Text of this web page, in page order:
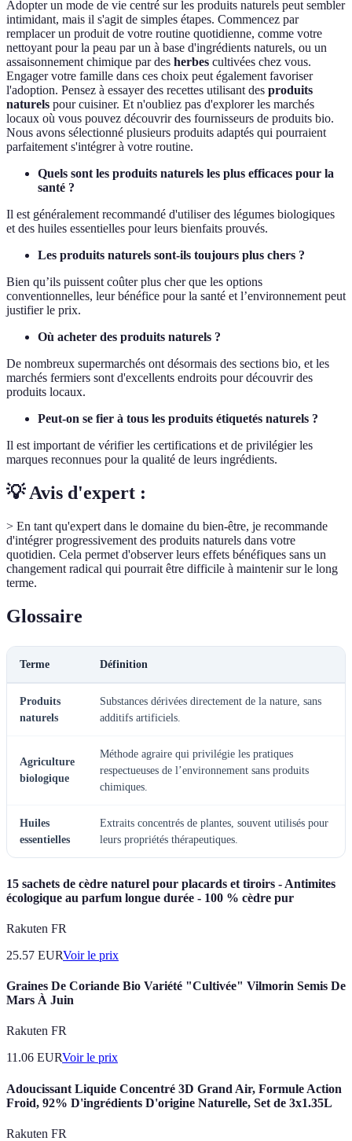
Adopter un mode de vie centré sur les produits naturels peut sembler
intimidant, mais il s'agit de simples étapes. Commencez par
remplacer un produit de votre routine quotidienne, comme votre
nettoyant pour la peau par un à base d'ingrédients naturels, ou un
assaisonnement chimique par des herbes cultivées chez vous.
Engager votre famille dans ces choix peut également favoriser
l'adoption. Pensez à essayer des recettes utilisant des produits
naturels pour cuisiner. Et n'oubliez pas d'explorer les marchés
locaux où vous pouvez découvrir des fournisseurs de produits bio.
Nous avons sélectionné plusieurs produits adaptés qui pourraient
parfaitement s'intégrer à votre routine.
Quels sont les produits naturels les plus efficaces pour la
santé ?
Il est généralement recommandé d'utiliser des légumes biologiques
et des huiles essentielles pour leurs bienfaits prouvés.
Les produits naturels sont-ils toujours plus chers ?
Bien qu’ils puissent coûter plus cher que les options
conventionnelles, leur bénéfice pour la santé et l’environnement peut
justifier le prix.
Où acheter des produits naturels ?
De nombreux supermarchés ont désormais des sections bio, et les
marchés fermiers sont d'excellents endroits pour découvrir des
produits locaux.
Peut-on se fier à tous les produits étiquetés naturels ?
Il est important de vérifier les certifications et de privilégier les
marques reconnues pour la qualité de leurs ingrédients.
💡 Avis d'expert :
> En tant qu'expert dans le domaine du bien-être, je recommande
d'intégrer progressivement des produits naturels dans votre
quotidien. Cela permet d'observer leurs effets bénéfiques sans un
changement radical qui pourrait être difficile à maintenir sur le long
terme.
Glossaire
Terme Définition
Produits
naturels
Substances dérivées directement de la nature, sans
additifs artificiels.
Agriculture
biologique
Méthode agraire qui privilégie les pratiques
respectueuses de l’environnement sans produits
chimiques.
Huiles
essentielles
Extraits concentrés de plantes, souvent utilisés pour
leurs propriétés thérapeutiques.
15 sachets de cèdre naturel pour placards et tiroirs - Antimites
écologique au parfum longue durée - 100 % cèdre pur
Rakuten FR
25.57 EURVoir le prix
Graines De Coriande Bio Variété "Cultivée" Vilmorin Semis De
Mars À Juin
Rakuten FR
11.06 EURVoir le prix
Adoucissant Liquide Concentré 3D Grand Air, Formule Action
Froid, 92% D'ingrédients D'origine Naturelle, Set de 3x1.35L
Rakuten FR